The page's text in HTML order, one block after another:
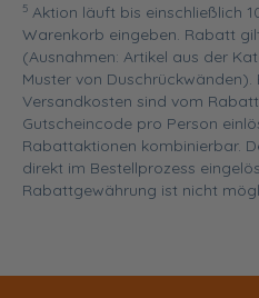
5 Aktion läuft bis einschließlich
Warenkorb eingeben. Rabatt
(Ausnahmen: Artikel aus der
Muster von Duschrückwänden).
Versandkosten sind vom
Gutscheincode pro Person
Rabattaktionen kombinierbar.
direkt im Bestellprozess
Rabattgewährung ist nicht